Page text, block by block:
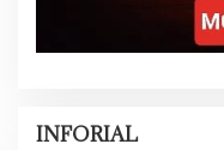
INFORIAL